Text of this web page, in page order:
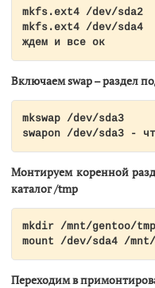
mkfs.ext4 /dev/sda2
mkfs.ext4 /dev/sda4
Включаем swap – раздел
mkswap /dev/sda3
Монтируем коренной
каталог /tmp
mkdir /mnt/gentoo/tmp
mount /dev/sda4 /
Переходим в